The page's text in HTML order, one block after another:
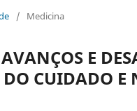
/ Medicina
E
CUIDADO E